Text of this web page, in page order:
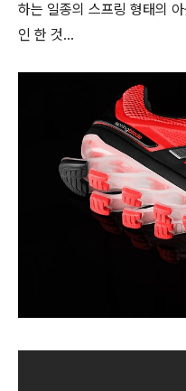
하는 일종의 스프링 형태의
인 한 것...